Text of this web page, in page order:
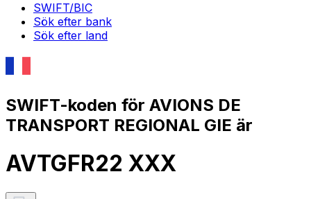
SWIFT/BIC
Sök efter bank
Sök efter land
SWIFT-koden för AVIONS DE
TRANSPORT REGIONAL GIE är
AVTGFR22 XXX